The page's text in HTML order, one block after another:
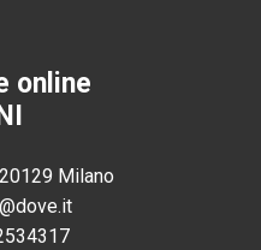
online
Milano